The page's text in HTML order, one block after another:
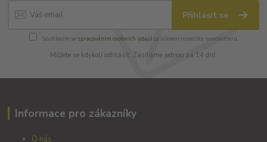
Přihlásit se
Souhlasím se zpracováním osobních údajůza účelem rozesílky newsletteru.
Můžete se kdykoli odhlásit. Zasíláme jednou za 14 dní.
Informace pro zákazníky
O nás